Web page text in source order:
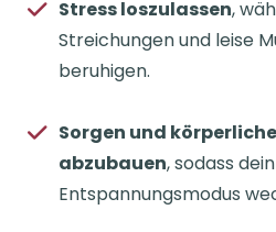
Stress loszulassen,
Streichungen und leise
beruhigen.
Sorgen und
abzubauen, sodass
Entspannungsmodus